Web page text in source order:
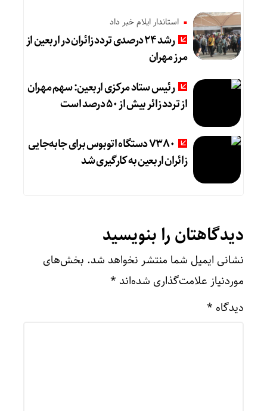
استاندار ایلام خبر داد
رشد ۲۴ درصدی تردد زائران در اربعین از
مرز مهران
رئیس ستاد مرکزی اربعین: سهم مهران
از تردد زائر بیش از ۵۰ درصد است
۷۳۸۰ دستگاه اتوبوس برای جابه‌جایی
زائران اربعین به‌ کارگیری شد
دیدگاهتان را بنویسید
نشانی ایمیل شما منتشر نخواهد شد. بخش‌های
موردنیاز علامت‌گذاری شده‌اند *
دیدگاه *